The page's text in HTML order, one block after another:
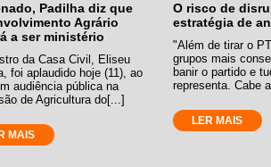
Padilha diz que
Agrário
a ser ministério
da Casa Civil, Eliseu
foi aplaudido hoje (11), ao
audiência pública na
de Agricultura do[...]
MAIS
O risco de
estratégia de
"Além de tirar o
grupos mais
banir o partido e
representa. Cabe
LER MAIS